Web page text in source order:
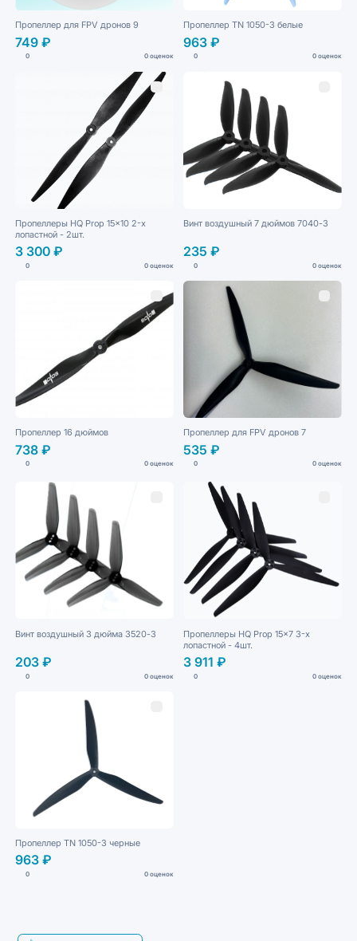
Пропеллер для FPV дронов 9
749 ₽
0 0 оценок
Пропеллер TN 1050-3 белые
963 ₽
0 0 оценок
Пропеллеры HQ Prop 15x10 2-х
лопастной - 2шт.
3 300 ₽
0 0 оценок
Винт воздушный 7 дюймов 7040-3
235 ₽
0 0 оценок
Пропеллер 16 дюймов
738 ₽
0 0 оценок
Пропеллер для FPV дронов 7
535 ₽
0 0 оценок
Винт воздушный 3 дюйма 3520-3
203 ₽
0 0 оценок
Пропеллеры HQ Prop 15x7 3-х
лопастной - 4шт.
3 911 ₽
0 0 оценок
Пропеллер TN 1050-3 черные
963 ₽
0 0 оценок